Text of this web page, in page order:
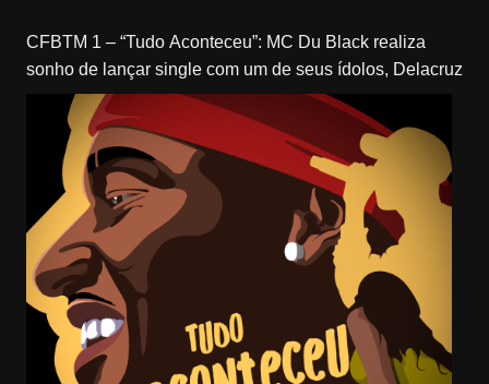
CFBTM 1 – “Tudo Aconteceu”: MC Du Black realiza
sonho de lançar single com um de seus ídolos, Delacruz